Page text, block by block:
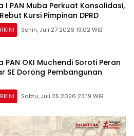
I PAN Muba Perkuat Konsolidasi,
Kursi Pimpinan DPRD
Senin, Juli 27 2026 19:02 WIB
PAN OKI Muchendi Soroti Peran
SE Dorong Pembangunan
Sabtu, Juli 25 2026 23:19 WIB